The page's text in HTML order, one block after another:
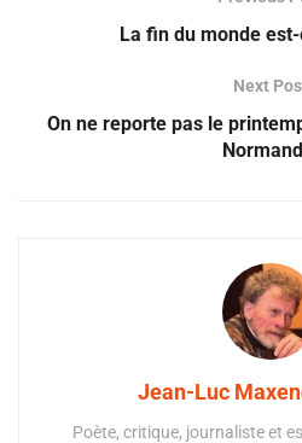
La fin du monde
Next
On ne reporte pas le
Jean-Luc
Poète, critique, journaliste et